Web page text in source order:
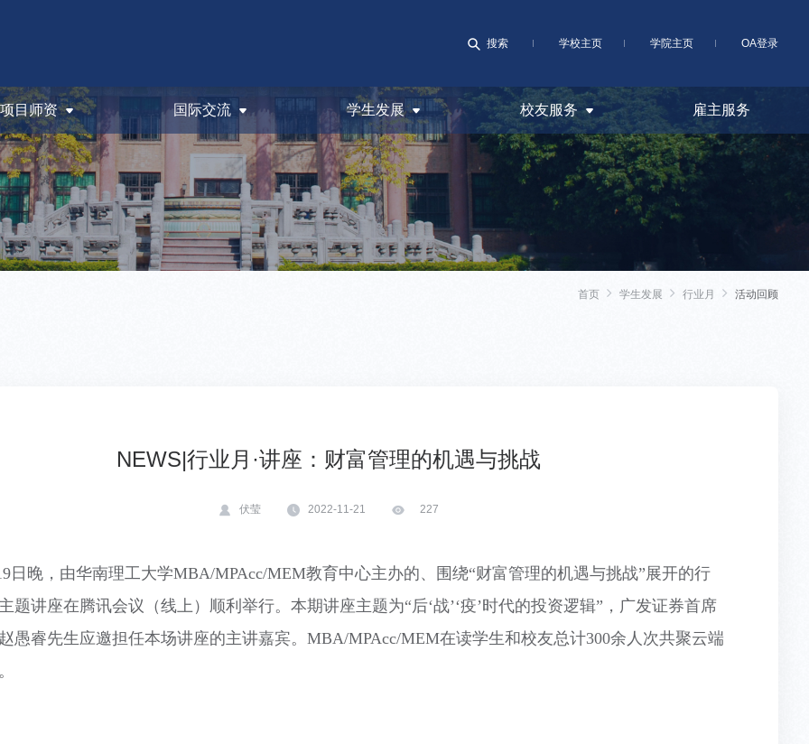
搜索 学校主页 学院主页 OA登录
项目师资 国际交流 学生发展 校友服务 雇主服务
首页 学生发展 行业月 活动回顾
NEWS|行业月·讲座：财富管理的机遇与挑战
伏莹 2022-11-21 227
日晚，由华南理工大学MBA/MPAcc/MEM教育中心主办的、围绕“财富管理的机遇与挑战”展开的行
题讲座在腾讯会议（线上）顺利举行。本期讲座主题为“后‘战’‘疫’时代的投资逻辑”，广发证券首席
愚睿先生应邀担任本场讲座的主讲嘉宾。 MBA/MPAcc/MEM在读学生和校友总计300余人次共聚云端